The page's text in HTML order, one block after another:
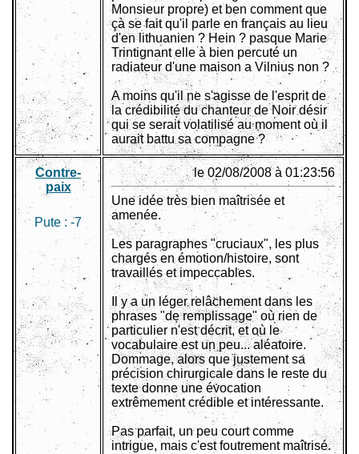
Monsieur propre) et ben comment que
çà se fait qu'il parle en français au lieu
d'en lithuanien ? Hein ? pasque Marie
Trintignant elle à bien percuté un
radiateur d'une maison a Vilnius non ?
A moins qu'il ne s'agisse de l'esprit de
la crédibilité du chanteur de Noir désir
qui se serait volatilisé au moment où il
aurait battu sa compagne ?
Contre-
paix
Pute : -7
le 02/08/2008 à 01:23:56
Une idée très bien maîtrisée et
amenée.
Les paragraphes "cruciaux", les plus
chargés en émotion/histoire, sont
travaillés et impeccables.
Il y a un léger relâchement dans les
phrases "de remplissage" où rien de
particulier n'est décrit, et où le
vocabulaire est un peu... aléatoire.
Dommage, alors que justement sa
précision chirurgicale dans le reste du
texte donne une évocation
extrêmement crédible et intéressante.
Pas parfait, un peu court comme
intrigue, mais c'est foutrement maîtrisé.